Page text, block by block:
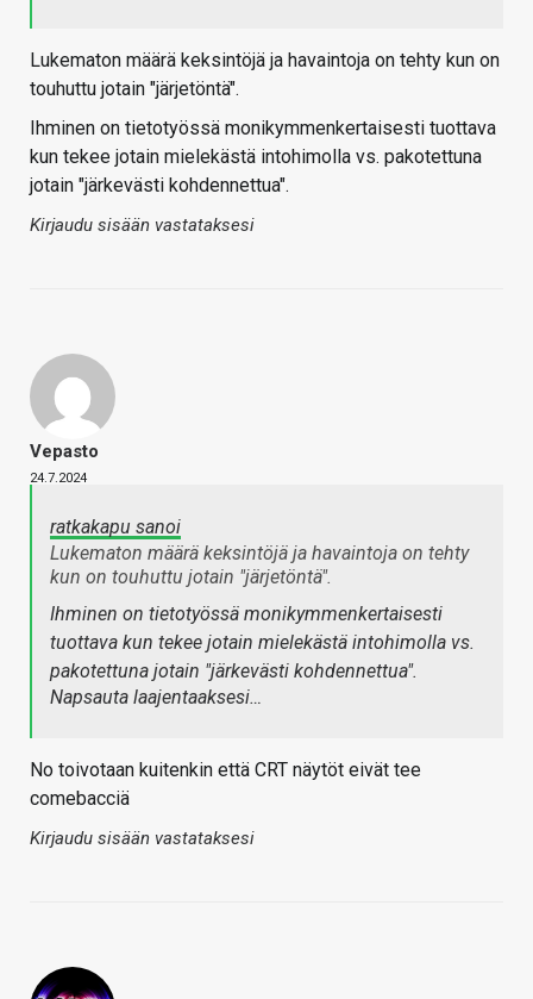
Lukematon määrä keksintöjä ja havaintoja on tehty kun on
touhuttu jotain "järjetöntä".
Ihminen on tietotyössä monikymmenkertaisesti tuottava
kun tekee jotain mielekästä intohimolla vs. pakotettuna
jotain "järkevästi kohdennettua".
Kirjaudu sisään vastataksesi
Vepasto
24.7.2024
ratkakapu sanoi
Lukematon määrä keksintöjä ja havaintoja on tehty
kun on touhuttu jotain "järjetöntä".
Ihminen on tietotyössä monikymmenkertaisesti
tuottava kun tekee jotain mielekästä intohimolla vs.
pakotettuna jotain "järkevästi kohdennettua".
Napsauta laajentaaksesi…
No toivotaan kuitenkin että CRT näytöt eivät tee
comebacciä
Kirjaudu sisään vastataksesi